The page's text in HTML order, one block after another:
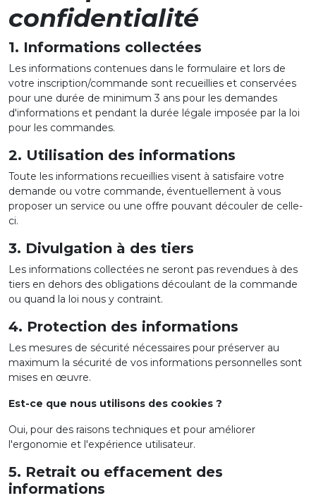
confidentialité
1. Informations collectées
Les informations contenues dans le formulaire et lors de
votre inscription/commande sont recueillies et conservées
pour une durée de minimum 3 ans pour les demandes
d'informations et pendant la durée légale imposée par la loi
pour les commandes.
2. Utilisation des informations
Toute les informations recueillies visent à satisfaire votre
demande ou votre commande, éventuellement à vous
proposer un service ou une offre pouvant découler de celle-
ci.
3. Divulgation à des tiers
Les informations collectées ne seront pas revendues à des
tiers en dehors des obligations découlant de la commande
ou quand la loi nous y contraint.
4. Protection des informations
Les mesures de sécurité nécessaires pour préserver au
maximum la sécurité de vos informations personnelles sont
mises en œuvre.
Est-ce que nous utilisons des cookies ?
Oui, pour des raisons techniques et pour améliorer
l'ergonomie et l'expérience utilisateur.
5. Retrait ou effacement des
informations